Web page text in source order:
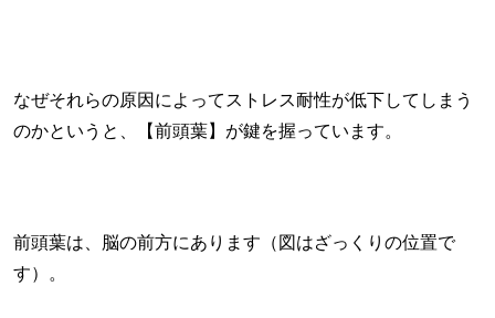
なぜそれらの原因によってストレス耐性が低下してしまう
のかというと、【前頭葉】が鍵を握っています。
前頭葉は、脳の前方にあります（図はざっくりの位置で
す）。